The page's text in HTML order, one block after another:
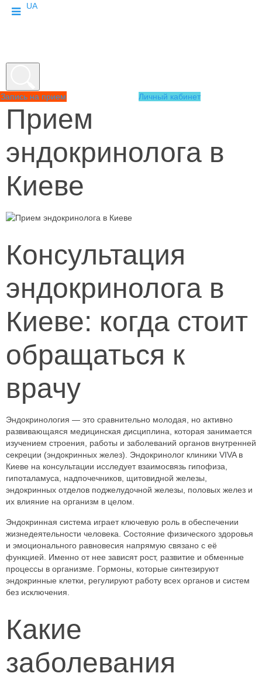
UA
Запись на прием Личный кабинет
Прием
эндокринолога в
Киеве
Консультация
эндокринолога в
Киеве: когда стоит
обращаться к
врачу
Эндокринология — это сравнительно молодая, но активно
развивающаяся медицинская дисциплина, которая занимается
изучением строения, работы и заболеваний органов внутренней
секреции (эндокринных желез). Эндокринолог клиники VIVA в
Киеве на консультации исследует взаимосвязь гипофиза,
гипоталамуса, надпочечников, щитовидной железы,
эндокринных отделов поджелудочной железы, половых желез и
их влияние на организм в целом.
Эндокринная система играет ключевую роль в обеспечении
жизнедеятельности человека. Состояние физического здоровья
и эмоционального равновесия напрямую связано с её
функцией. Именно от нее зависят рост, развитие и обменные
процессы в организме. Гормоны, которые синтезируют
эндокринные клетки, регулируют работу всех органов и систем
без исключения.
Какие
заболевания